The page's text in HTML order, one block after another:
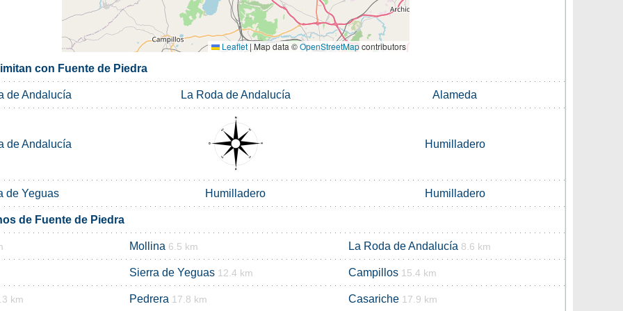
Leaflet | Map data ©OpenStreetMapcontributors
con Fuente de Piedra
de Andalucía La Roda de Andalucía Alameda
de Andalucía Humilladero
de Yeguas Humilladero Humilladero
de Fuente de Piedra
Mollina 6.5 km La Roda de Andalucía 8.6 km
Sierra de Yeguas 12.4 km Campillos 15.4 km
km Pedrera 17.8 km Casariche 17.9 km